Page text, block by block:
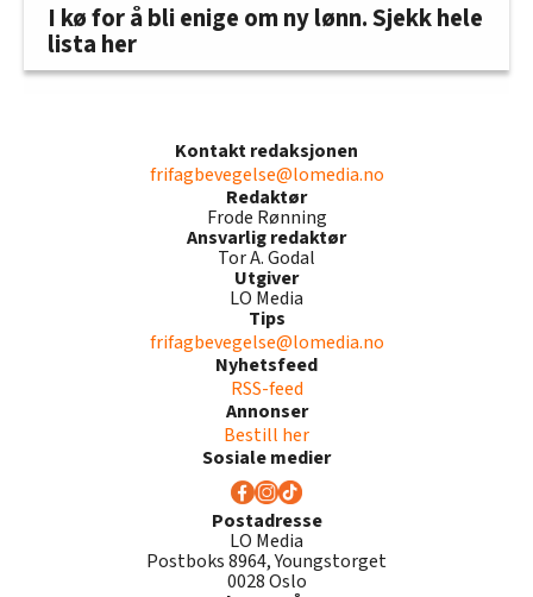
I kø for å bli enige om ny lønn. Sjekk hele
lista her
Kontakt redaksjonen
frifagbevegelse@lomedia.no
Redaktør
Frode Rønning
Ansvarlig redaktør
Tor A. Godal
Utgiver
LO Media
Tips
frifagbevegelse@lomedia.no
Nyhetsfeed
RSS-feed
Annonser
Bestill her
Sosiale medier
Postadresse
LO Media
Postboks 8964, Youngstorget
0028 Oslo